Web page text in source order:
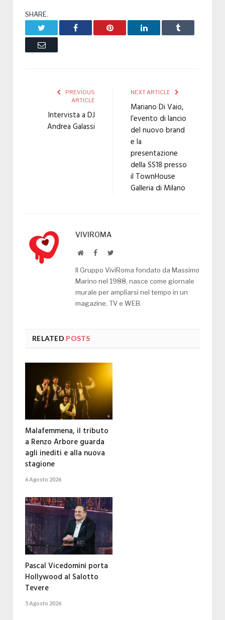
SHARE.
Facebook Pinterest LinkedIn Tumblr
Email
PREVIOUS
ARTICLE
Intervista a DJ
Andrea Galassi
NEXT ARTICLE
Mariano Di Vaio,
l’evento di lancio
del nuovo brand
e la
presentazione
della SS18 presso
il TownHouse
Galleria di Milano
VIVIROMA
WebsiteFacebookTwitter
Il Gruppo ViviRoma fondato da Massimo
Marino nel 1988, nasce come giornale
murale per ampliarsi nel tempo in un
magazine, TV e WEB.
RELATED POSTS
Malafemmena, il tributo
a Renzo Arbore guarda
agli inediti e alla nuova
stagione
6 Agosto 2026
Pascal Vicedomini porta
Hollywood al Salotto
Tevere
5 Agosto 2026